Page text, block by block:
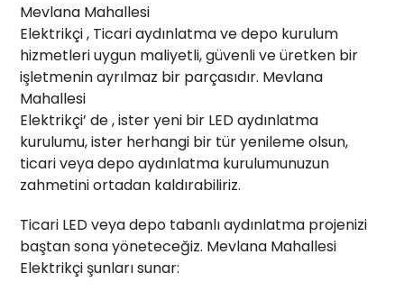
Mevlana Mahallesi
Elektrikçi , Ticari aydınlatma ve depo kurulum
hizmetleri uygun maliyetli, güvenli ve üretken bir
işletmenin ayrılmaz bir parçasıdır. Mevlana
Mahallesi
Elektrikçi’ de , ister yeni bir LED aydınlatma
kurulumu, ister herhangi bir tür yenileme olsun,
ticari veya depo aydınlatma kurulumunuzun
zahmetini ortadan kaldırabiliriz.
Ticari LED veya depo tabanlı aydınlatma projenizi
baştan sona yöneteceğiz. Mevlana Mahallesi
Elektrikçi şunları sunar: